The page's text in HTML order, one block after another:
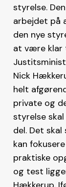
styrelse.
arbejdet på
den nye
at være klar
Nick
helt
private og
styrelse
del. Det
kan
praktiske
og test